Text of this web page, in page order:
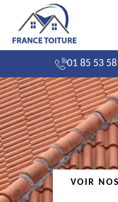
01 85 53
VOIR